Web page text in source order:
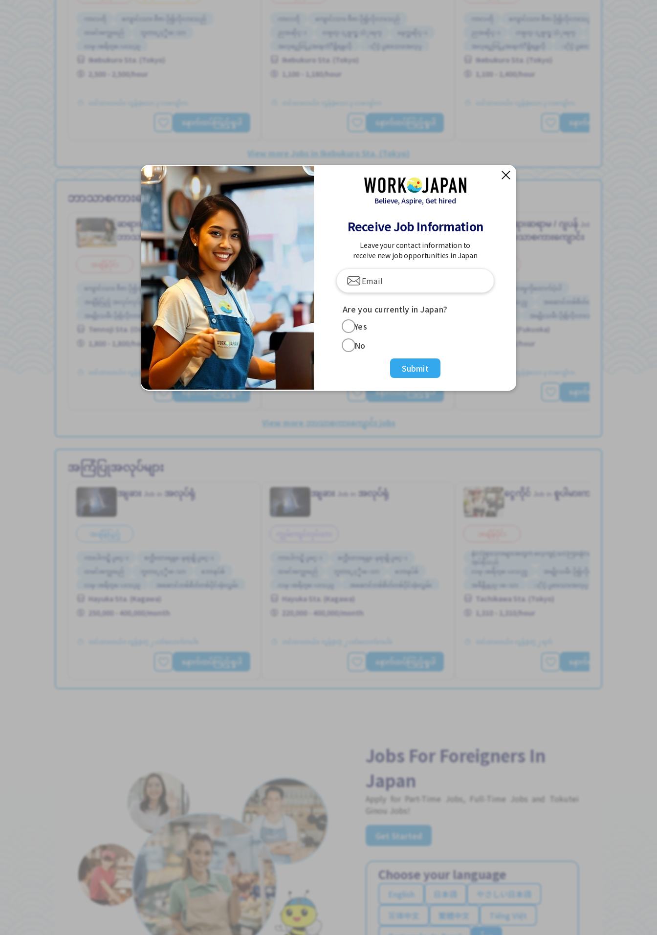
ကျောင်းသား ဗီဇာ ပို၍လိုလားသည်
ထမင်းကျွေးမည်
ဘူတာႏွင့္နီးေသာ
လမ္းစရိတ္ေပးသည္
ဝင်ငွေအများအပြားရရန် အလားအလာရှိသည်
အဆောင်ပေးမည်
အမျိုးသား ပို၍လိုလားသည်
Ikebukuro Sta. (Tokyo)
2,500 - 2,500/hour
နောက်ထပ်ကြည့်ရှုပါ
ကျောင်းသား ဗီဇာ ပို၍လိုလားသည်
ညအဆိုင္း
တစ္ပတ္ႏွစ္ရက္မွ သံုးရက္
မနက္အဆိုင္း
အလုပ္အေတြ႕အၾကံဳရွိရန္မလို
ႏိုင္ငံျခားသားအလုပ္
Ikebukuro Sta. (Tokyo)
1,100 - 1,180/hour
နောက်ထပ်ကြည့်ရှုပါ
ကျောင်းသား ဗီဇာ ပို၍လိုလားသည်
ညအဆိုင္း
တစ္ပတ္ႏွစ္ရက္မွ သံုးရက္
အလုပ္အေတြ႕အၾကံဳရွိရန္မလို
ႏိုင္ငံျခားသားအလုပ္
Ikebukuro Sta. (Tokyo)
1,100 - 1,400/hour
နောက်ထပ်ကြည့်ရှုပါ
View more Jobs in Ikebukuro Sta. (Tokyo)
ဘာသာစကားကျောင်း အလုပ်များ
ဆရာ၊ဆရာမ / တရုတ် Job in
ဘာသာစကားကျောင်း
ကျောင်းသား ဗီဇာ ပို၍လိုလားသည်
ဘူတာႏွင့္နီးေသာ
အချိန်ပြည့် အလုပ်လုပ်ခွင့်ရရန် အခွင့်အရေးရှိသည်
အမျိုးသမီး ပို၍လိုလားသည်
အလုပ္အေတြ႕အၾကံဳရွိရန္မလို
Tennoji Sta. (Osaka)
1,800 - 1,800/hour
တင်ထားတယ်။ လွန်ခဲ့သော 3 လခန့်က
နောက်ထပ်ကြည့်ရှုပါ
ဆရာ၊ဆရာမ / ဂျပန်Job in
အချိန်ပိုင်း
တစ္ပတ္ႏွစ္ရက္မွ သံုးရက္
လမ္းစရိတ္ေပးသည္
အဆောင်ပေးမည်
အမျိုးသား ပို၍လိုလားသည်
ႏိုင္ငံျခားသားအလုပ္
Hakata Sta. (Fukuoka)
1,600 - 1,600/hour
နောက်ထပ်ကြည့်ရှုပါ
ဆရာ၊ဆရာမ / ဂျပန်
ဘာသာစကားကျောင်း
ပြန်လည်နေရာချထားမှုကိုထောက်ပံ့ပါ
အဆောင်တစ်စိတ်တစ်ပိုင်းဖုံးလွှမ်း
အမျိုးသမီး ပို၍လိုလားသည်
အမျိုးသား ပို၍လိုလားသည်
Hakata Sta. (Fukuoka)
1,600 - 1,600/hour
နောက်ထပ်ကြည့်ရှုပါ
View more ဘာသာစကားကျောင်း jobs
အကြံပြုအလုပ်များ
အျခား အလုပ်ရုံ
အချိန်ပြည့်
ကားပါကင္ရွိျခင္း
စက္ဘီးထားရန္ေနရာရွိျခင္း
ထမင်းကျွေးမည်
ဘူတာႏွင့္နီးေသာ
ဘောနပ်စ်
လမ္းစရိတ္ေပးသည္
အဆောင်တစ်စိတ်တစ်ပိုင်းဖုံးလွှမ်း
အမျိုးသမီး ပို၍လိုလားသည်
Hayuka Sta. (Kagawa)
250,000 - 400,000/month
တင်ထားတယ်။ လွန်ခဲ့တဲ့ ၂ ပတ်လောက်ကပါ။
နောက်ထပ်ကြည့်ရှုပါ
အျခား အလုပ်ရုံ
ကားပါကင္ရွိျခင္း
စက္ဘီးထားရန္ေနရာရွိျခင္း
ထမင်းကျွေးမည်
ဘူတာႏွင့္နီးေသာ
ဘောနပ်စ်
လမ္းစရိတ္ေပးသည္
အဆောင်တစ်စိတ်တစ်ပိုင်းဖုံးလွှမ်း
အမျိုးသမီး ပို၍လိုလားသည်
Hayuka Sta. (Kagawa)
220,000 - 400,000/month
တင်ထားတယ်။ လွန်ခဲ့တဲ့ ၂ ပတ်လောက်ကပါ။
နောက်ထပ်ကြည့်ရှုပါ
ငွေကိုင် စူပါမားကတ်
နိုင်ငံခြားသားများအတွက် လေ့ကျင့်သင်ကြားနိုင်မည့် လက်စွဲစာ
လမ္းစရိတ္ေပးသည္
အမျိုးသမီး ပို၍လိုလားသည်
အခ်ိန္ပိုနည္းေသာ
ႏိုင္ငံျခားသားအလုပ္
Tachikawa Sta. (Tokyo)
1,310 - 1,310/hour
နောက်ထပ်ကြည့်ရှုပါ
Jobs For Foreigners In
Japan
Apply for Part-Time Jobs, Full-Time Jobs and Tokutei
Ginou Jobs!
Get Started
Choose your language
English 日本語
やさしい日本語
简体中文
繁體中文
Tiếng Việt
Believe, Aspire, Get hired
Receive Job Information
Leave your contact information to
receive new job opportunities in Japan
Are you currently in Japan?
Yes
No
Submit